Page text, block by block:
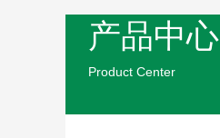
产品中心
Product Center